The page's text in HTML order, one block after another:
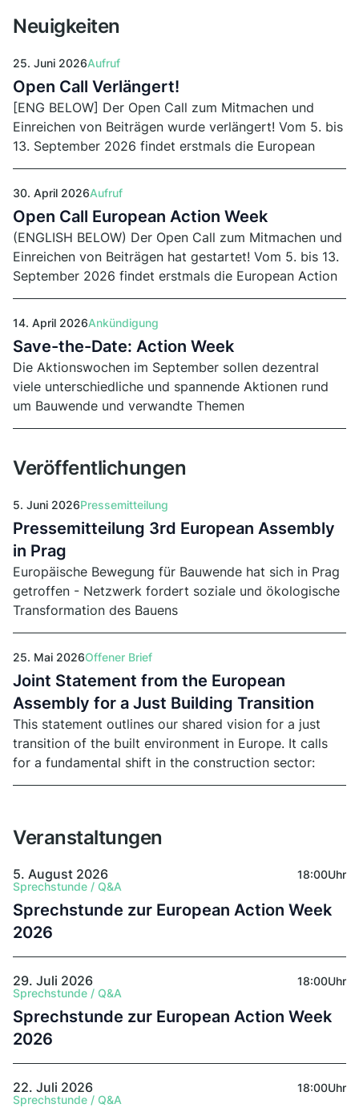
Neuigkeiten
25. Juni 2026Aufruf
Open Call Verlängert!
[ENG BELOW] Der Open Call zum Mitmachen und
Einreichen von Beiträgen wurde verlängert! Vom 5. bis
13. September 2026 findet erstmals die European
Action Week statt. Einsendeschluss von Runde 2 ist
30. April 2026Aufruf
Open Call European Action Week
(ENGLISH BELOW) Der Open Call zum Mitmachen und
Einreichen von Beiträgen hat gestartet! Vom 5. bis 13.
September 2026 findet erstmals die European Action
Week statt. Einsendeschluss von Runde 1 ist der 15.
14. April 2026Ankündigung
Save-the-Date: Action Week
Die Aktionswochen im September sollen dezentral
viele unterschiedliche und spannende Aktionen rund
um Bauwende und verwandte Themen
zusammenbringen. Der Open Call dafür startet am 30.
Veröffentlichungen
5. Juni 2026Pressemitteilung
Pressemitteilung 3rd European Assembly
in Prag
Europäische Bewegung für Bauwende hat sich in Prag
getroffen - Netzwerk fordert soziale und ökologische
Transformation des Bauens
25. Mai 2026Offener Brief
Joint Statement from the European
Assembly for a Just Building Transition
This statement outlines our shared vision for a just
transition of the built environment in Europe. It calls
for a fundamental shift in the construction sector:
away from demolition, speculation, and extraction,
Veranstaltungen
5. August 2026 18:00Uhr
Sprechstunde / Q&A
Sprechstunde zur European Action Week
2026
29. Juli 2026 18:00Uhr
Sprechstunde / Q&A
Sprechstunde zur European Action Week
2026
22. Juli 2026 18:00Uhr
Sprechstunde / Q&A